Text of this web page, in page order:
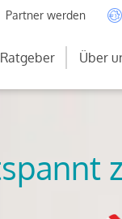
Partner werden
Ratgeber Über